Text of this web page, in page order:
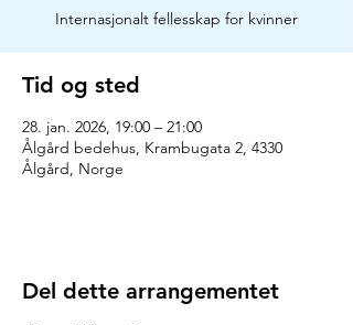
Internasjonalt fellesskap for kvinner
Tid og sted
28. jan. 2026, 19:00 – 21:00
Ålgård bedehus, Krambugata 2, 4330
Ålgård, Norge
Del dette arrangementet